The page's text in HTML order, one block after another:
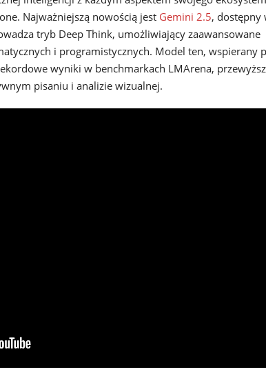
Najważniejszą nowością jest Gemini 2.5, dostępny
tryb Deep Think, umożliwiający zaawansowane
i programistycznych. Model ten, wspierany
wyniki w benchmarkach LMArena,
pisaniu i analizie wizualnej.